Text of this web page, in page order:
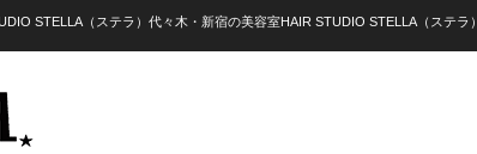
STELLA（ステラ）代々木・新宿の美容室HAIR STUDIO STELLA（ステラ）